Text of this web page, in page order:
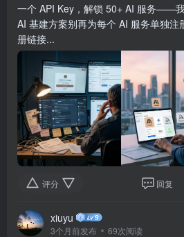
一个 API Key，解锁 50+ AI 服务——
AI 基建方案别再为每个 AI 服务单独注
册链接...
评分 回复
xiuyu
3个月前发布 69次阅读